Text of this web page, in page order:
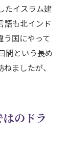
たイスラム建
語も北インド
う国にやって
間という長め
ましたが、
のドラ